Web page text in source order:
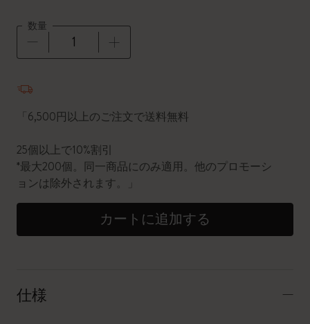
数量
「6,500円以上のご注文で送料無料
25個以上で10%割引
*最大200個。同一商品にのみ適用。他のプロモーシ
ョンは除外されます。」
カートに追加する
仕様